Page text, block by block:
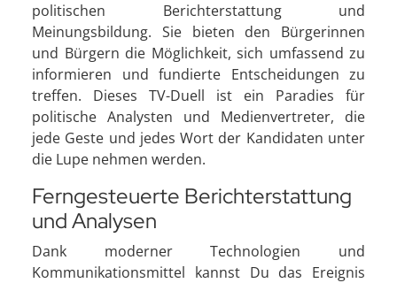
politischen Berichterstattung und
Meinungsbildung. Sie bieten den Bürgerinnen
und Bürgern die Möglichkeit, sich umfassend zu
informieren und fundierte Entscheidungen zu
treffen. Dieses TV-Duell ist ein Paradies für
politische Analysten und Medienvertreter, die
jede Geste und jedes Wort der Kandidaten unter
die Lupe nehmen werden.
Ferngesteuerte Berichterstattung
und Analysen
Dank moderner Technologien und
Kommunikationsmittel kannst Du das Ereignis